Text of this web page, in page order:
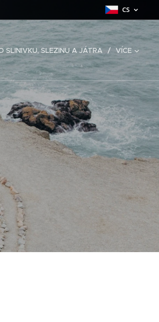
CS
SLINIVKU, SLEZINU A JÁTRA VÍCE